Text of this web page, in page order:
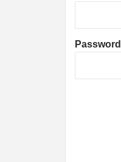
Password